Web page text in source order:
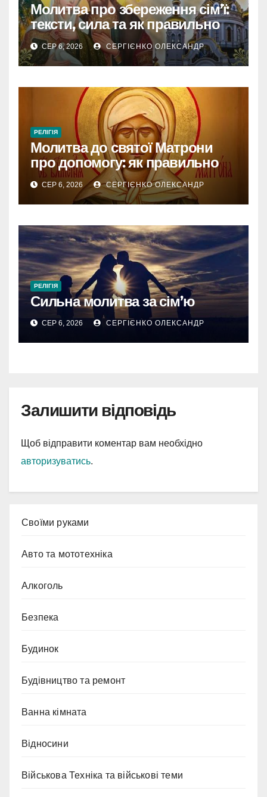
Молитва про збереження сім’ї:
тексти, сила та як правильно
читати
СЕР 6, 2026 СЕРГІЄНКО ОЛЕКСАНДР
РЕЛІГІЯ
Молитва до святої Матрони
про допомогу: як правильно
звертатися
СЕР 6, 2026 СЕРГІЄНКО ОЛЕКСАНДР
РЕЛІГІЯ
Сильна молитва за сім’ю
СЕР 6, 2026 СЕРГІЄНКО ОЛЕКСАНДР
Залишити відповідь
Щоб відправити коментар вам необхідно
авторизуватись.
Cвоїми руками
Авто та мототехніка
Алкоголь
Безпека
Будинок
Будівництво та ремонт
Ванна кімната
Відносини
Військова Техніка та військові теми